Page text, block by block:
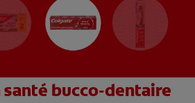
santé bucco-dentaire